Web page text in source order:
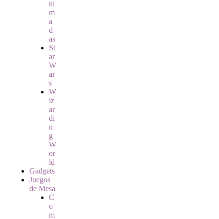
ni
m
a
d
as
St
ar
W
ar
s
W
iz
ar
di
n
g
W
or
ld
Gadgets
Juegos
de Mesa
C
o
m